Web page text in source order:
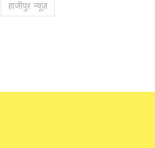
हाजीपुर न्यूज़